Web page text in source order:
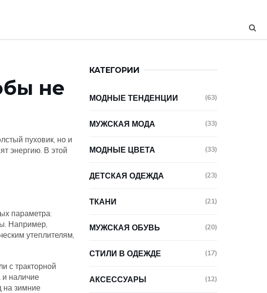
не
пуховик, но и
энергию. В этой
параметра:
Например,
утеплителям,
с тракторной
и наличие
на зимние
КАТЕГОРИИ
МОДНЫЕ ТЕНДЕНЦИИ (63)
МУЖСКАЯ МОДА (33)
МОДНЫЕ ЦВЕТА (33)
ДЕТСКАЯ ОДЕЖДА (23)
ТКАНИ (21)
МУЖСКАЯ ОБУВЬ (20)
СТИЛИ В ОДЕЖДЕ (17)
АКСЕССУАРЫ (12)